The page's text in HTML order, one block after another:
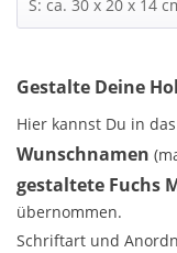
Gestalte Deine
Hier kannst Du in
Wunschnamen
gestaltete Fuchs
übernommen.
Schriftart und